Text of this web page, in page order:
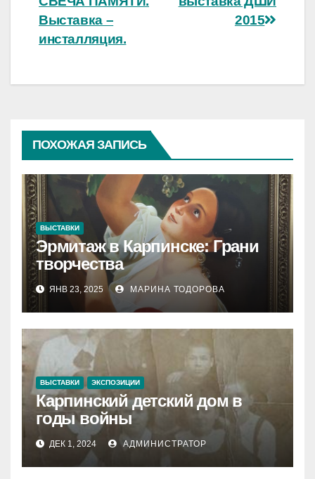
по
записям
2015
Выставка –
инсталляция.
ПОХОЖАЯ ЗАПИСЬ
ВЫСТАВКИ
Эрмитаж в Карпинске: Грани
творчества
ЯНВ 23, 2025 МАРИНА ТОДОРОВА
ВЫСТАВКИ ЭКСПОЗИЦИИ
Карпинский детский дом в
годы войны
ДЕК 1, 2024 АДМИНИСТРАТОР